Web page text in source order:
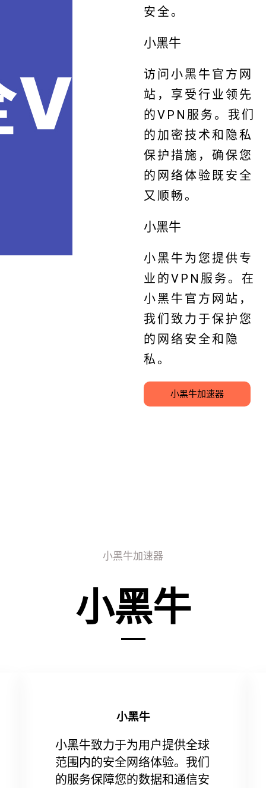
安全。
小黑牛
访问小黑牛官方网
站，享受行业领先
的VPN服务。我们
的加密技术和隐私
保护措施，确保您
的网络体验既安全
又顺畅。
小黑牛
小黑牛为您提供专
业的VPN服务。在
小黑牛官方网站，
我们致力于保护您
的网络安全和隐
私。
小黑牛加速器
小黑牛加速器
小黑牛
小黑牛
小黑牛致力于为用户提供全球
范围内的安全网络体验。我们
的服务保障您的数据和通信安